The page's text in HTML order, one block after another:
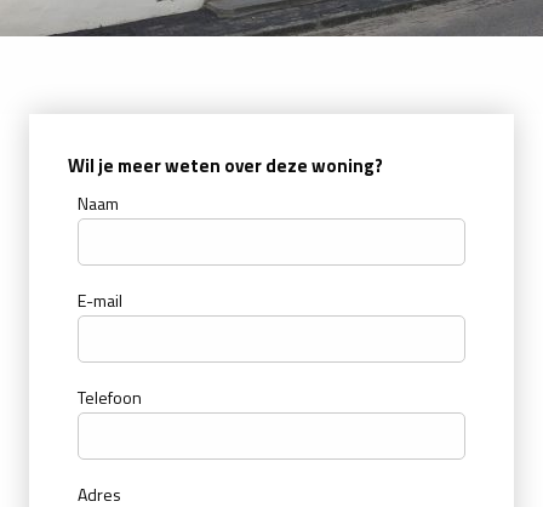
Wil je meer weten over deze woning?
Naam
E-mail
Telefoon
Adres